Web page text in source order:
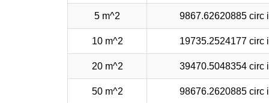
5 m^2 9867.62620885 circ
10 m^2 19735.2524177 circ
20 m^2 39470.5048354 circ
50 m^2 98676.2620885 circ